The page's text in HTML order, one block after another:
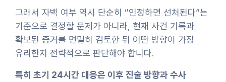
그래서 자백 여부 역시 단순히 “인정하면 선처된다”는
기준으로 결정할 문제가 아니라, 현재 사건 기록과
확보된 증거를 면밀히 검토한 뒤 어떤 방향이 가장
유리한지 전략적으로 판단해야 합니다.
특히 초기 24시간 대응은 이후 진술 방향과 수사